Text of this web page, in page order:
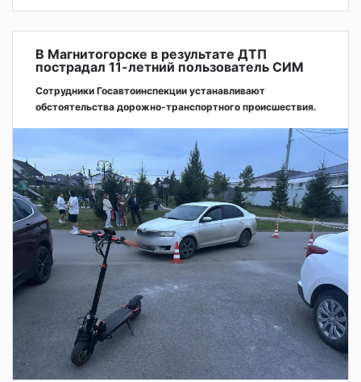
В Магнитогорске в результате ДТП
пострадал 11-летний пользователь СИМ
Сотрудники Госавтоинспекции устанавливают
обстоятельства дорожно-транспортного происшествия.